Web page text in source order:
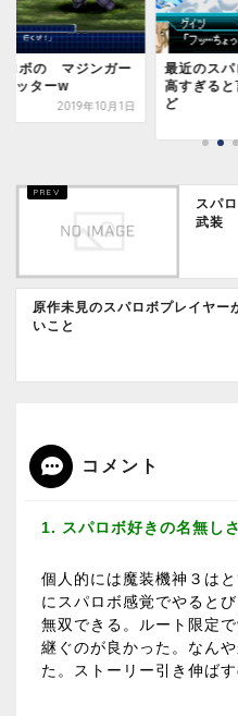
のスパロボは値段は
ぎると言われてるけ
2022年5月2日
スパロボ
い飛行機い
スパ
武装
原作未見のスパロボプレイヤー
いこと
コメント
1. スパロボ好きの名無し
個人的には魔装機神３は
にスパロボ感覚でやると
無双できる。ルート限定
継ぐのが良かった。なん
た。ストーリー引き伸ば